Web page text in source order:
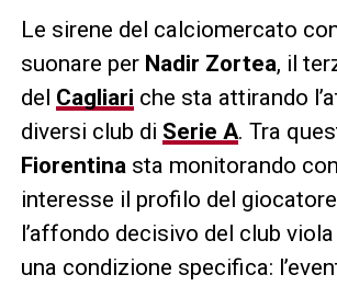
Le sirene del calciomercato
suonare per Nadir Zortea, il
del Cagliari che sta attirando
diversi club di Serie A. Tra
Fiorentinasta monitorando
interesse il profilo del
l’affondo decisivo del club
una condizione specifica: